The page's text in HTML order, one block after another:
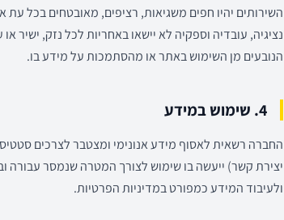
השירותים יהיו חפים משגיאות, רציפים, מאובטחים בכל
נציגיה, עובדיה וספקיה לא יישאו באחריות לכל נזק, ישיר
הנובעים מן השימוש באתר או מהסתמכות על מידע בו.
4. שימוש במידע
החברה רשאית לאסוף מידע אנונימי ומצטבר לצרכים
יצירת קשר) ייעשה בו שימוש לצורך המטרה שנמסר
ולעיבוד המידע כמפורט במדיניות הפרטיות.